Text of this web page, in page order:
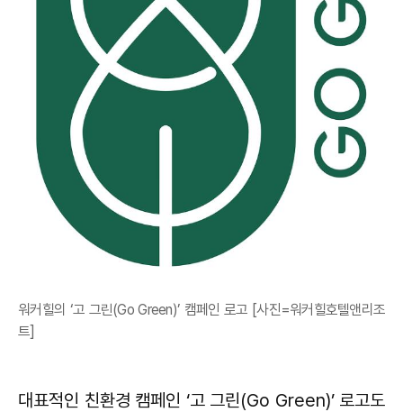
워커힐의 ‘고 그린(Go Green)’ 캠페인 로고 [사진=워커힐호텔앤리조
트]
대표적인 친환경 캠페인 ‘고 그린(Go Green)’ 로고도